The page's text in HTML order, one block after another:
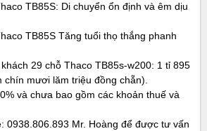
TB85S: Di chuyển ổn định và êm dịu
TB85S Tăng tuổi thọ thắng phanh
29 chỗ Thaco TB85s-w200: 1 tỉ 895
chín mươi lăm triệu đồng chẵn).
và chưa bao gồm các khoản thuế và
0938.806.893 Mr. Hoàng để được tư vấn